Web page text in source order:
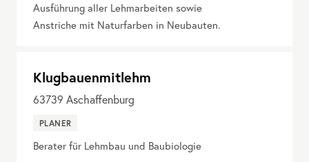
Ausführung aller Lehmarbeiten sowie
Anstriche mit Naturfarben in Neubauten.
Klugbauenmitlehm
63739 Aschaffenburg
PLANER
Berater für Lehmbau und Baubiologie